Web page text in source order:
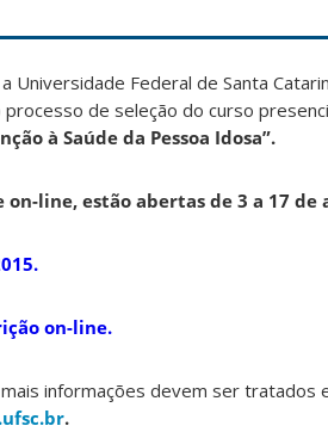
Universidade Federal de Santa
de seleção do curso
à Saúde da Pessoa Idosa”.
on-line, estão abertas de 3 a 17 de
on-line.
informações devem ser tratados
.